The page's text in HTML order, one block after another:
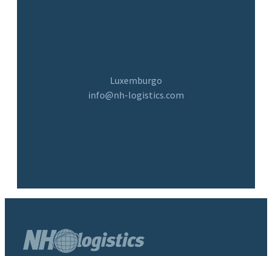
Luxemburgo
info@nh-logistics.com